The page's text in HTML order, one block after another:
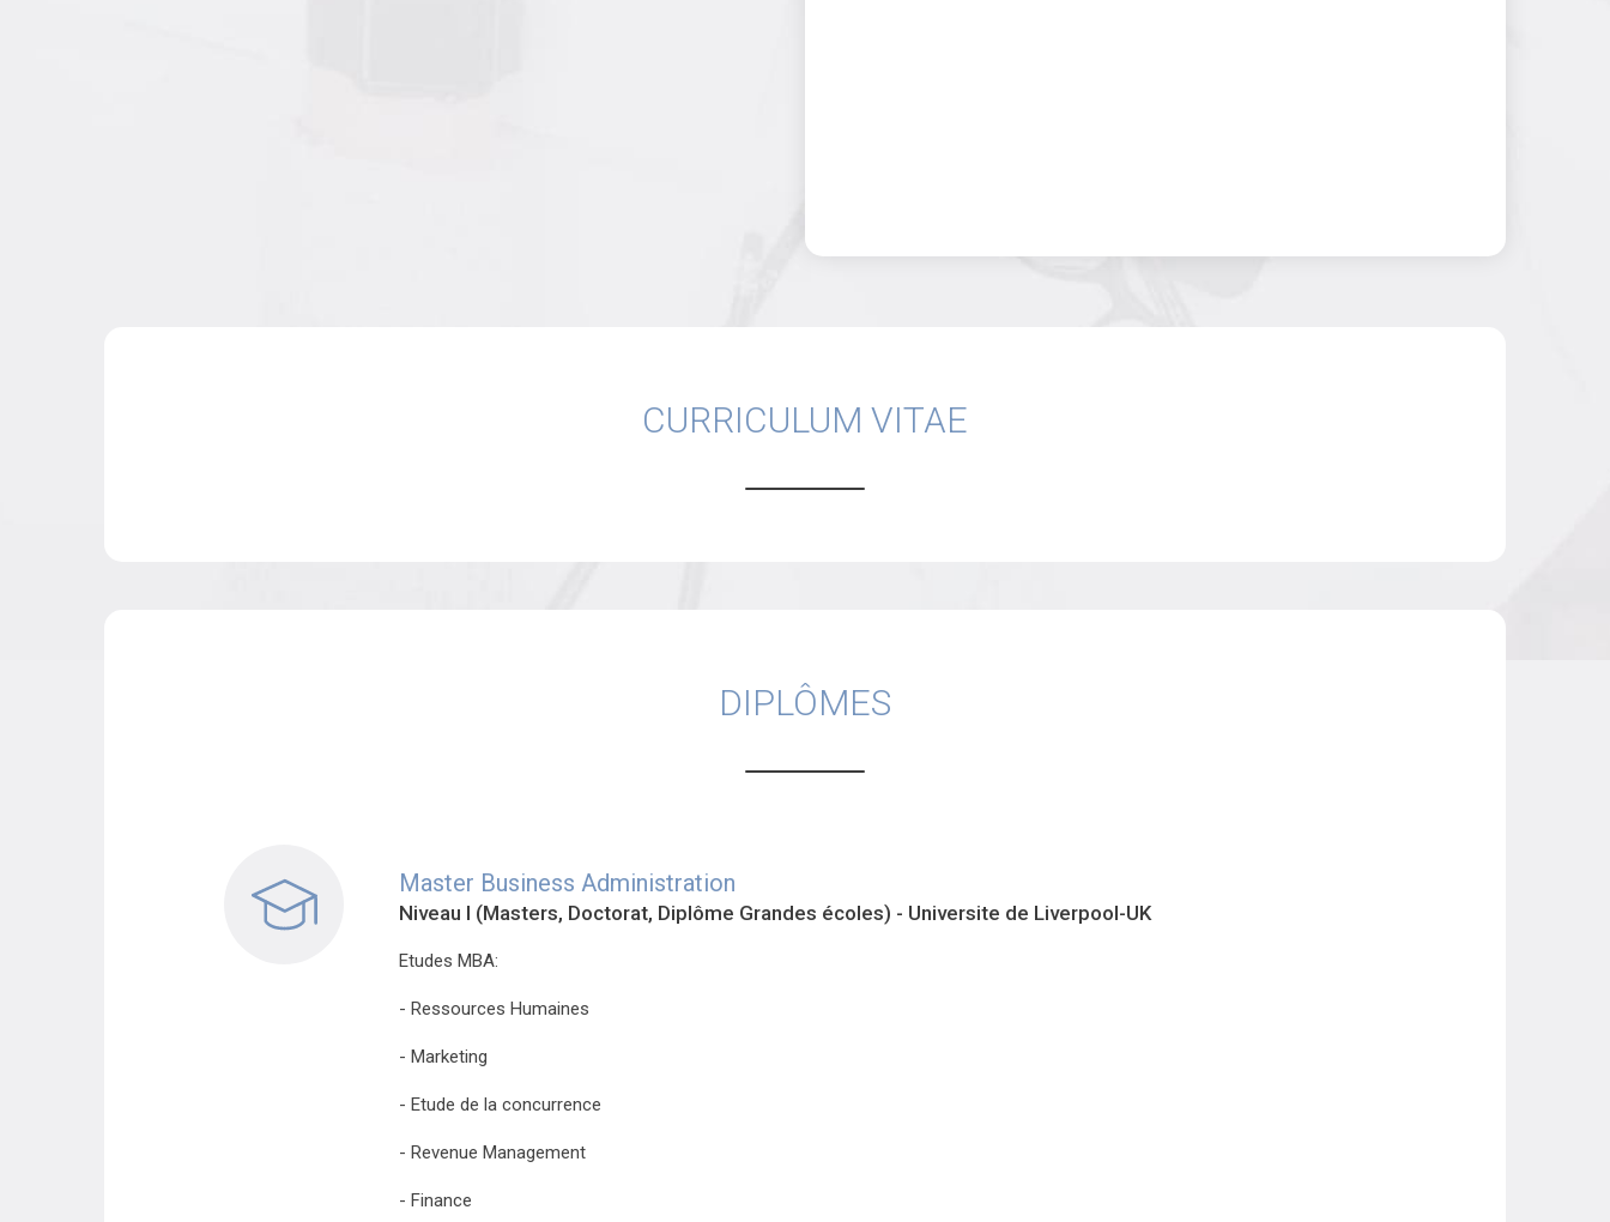
CURRICULUM VITAE
DIPLÔMES
Master Business Administration
Niveau I (Masters, Doctorat, Diplôme Grandes écoles) - Universite de Liverpool-UK
Etudes MBA:
- Ressources Humaines
- Marketing
- Etude de la concurrence
- Revenue Management
- Finance